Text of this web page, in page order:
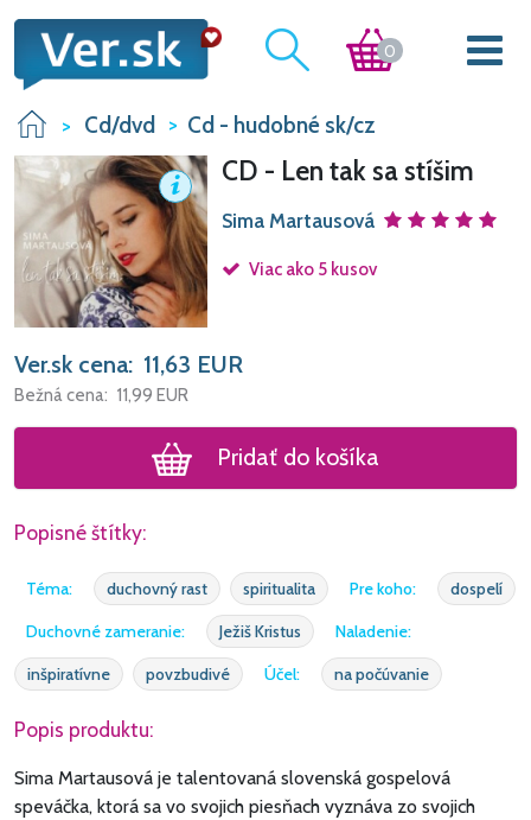
0
Cd/dvd Cd - hudobné sk/cz
CD - Len tak sa stíšim
Sima Martausová
Viac ako 5 kusov
Ver.sk cena: 11,63 EUR
Bežná cena: 11,99 EUR
Pridať do košíka
Popisné štítky:
Téma: duchovný rast spiritualita Pre koho:
dospelí
Duchovné zameranie:
Ježiš Kristus
Naladenie:
inšpiratívne
povzbudivé Účel: na počúvanie
Popis produktu:
Sima Martausová je talentovaná slovenská gospelová
speváčka, ktorá sa vo svojich piesňach vyznáva zo svojich